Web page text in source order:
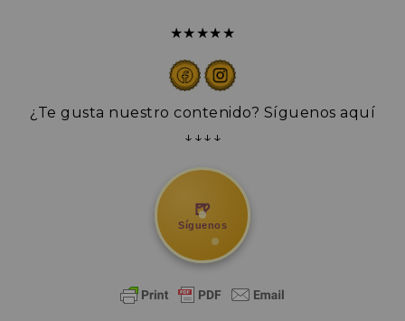
★★★★★
¿Te gusta nuestro contenido? Síguenos aquí
↓↓↓↓
🍺
Síguenos